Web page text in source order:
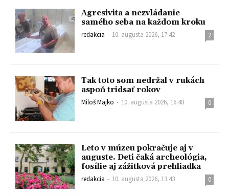
Agresivita a nezvládanie
samého seba na každom kroku
redakcia - 10. augusta 2026, 17:42 2
Tak toto som nedržal v rukách
aspoň tridsať rokov
Miloš Majko - 10. augusta 2026, 16:48 0
Leto v múzeu pokračuje aj v
auguste. Deti čaká archeológia,
fosílie aj zážitková prehliadka
redakcia - 10. augusta 2026, 13:43 0